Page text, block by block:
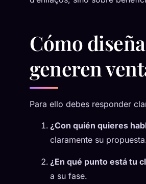
Cómo
generen
Para ello debes responder
¿Con quién quieres
claramente su
¿En qué punto está tu
a su fase.